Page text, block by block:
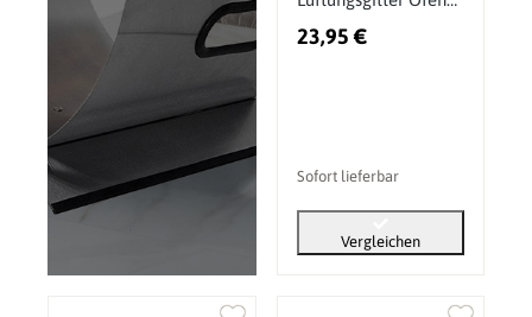
Gitter Messing Alt
23,95 €
Sofort lieferbar
Vergleichen